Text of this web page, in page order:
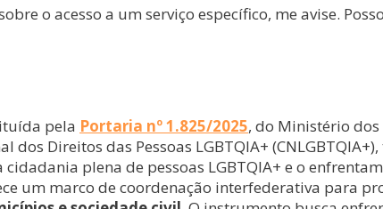
o acesso a um serviço específico, me avise.
pela Portaria nº 1.825/2025, do Ministério dos
dos Direitos das Pessoas LGBTQIA+
plena de pessoas LGBTQIA+ e o
um marco de coordenação interfederativa para